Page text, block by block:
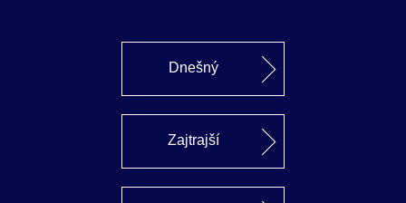
Dnešný
Zajtrajší